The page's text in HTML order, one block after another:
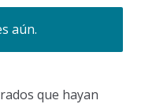
aún.
que hayan